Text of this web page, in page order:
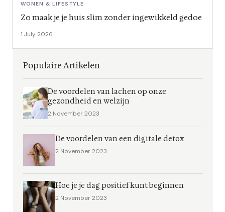
WONEN & LIFESTYLE
Zo maak je je huis slim zonder ingewikkeld gedoe
1 July 2026
Populaire Artikelen
De voordelen van lachen op onze
gezondheid en welzijn
2 November 2023
De voordelen van een digitale detox
2 November 2023
Hoe je je dag positief kunt beginnen
2 November 2023